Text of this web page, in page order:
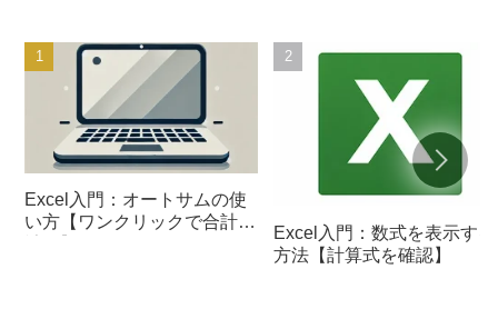
Excel入門：オートサムの使
い方【ワンクリックで合計を
Excel入門：数式を表示する
方法【計算式を確認】